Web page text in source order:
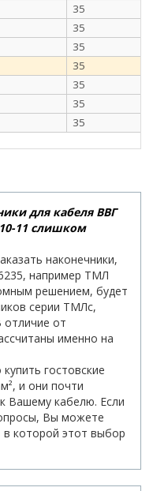
35
35
35
35
35
35
35
для кабеля ВВГ
11 слишком
наконечники,
например ТМЛ
решением, будет
серии ТМЛс,
от
именно на
гостовские
и они почти
Вашему кабелю. Если
Вы можете
в которой этот выбор